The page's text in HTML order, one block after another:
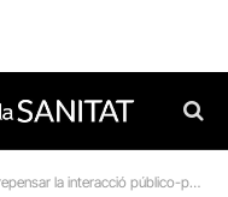
interacció público-privada a la sanitat